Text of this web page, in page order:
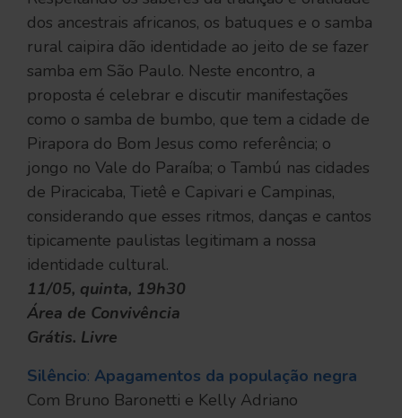
dos ancestrais africanos, os batuques e o samba
rural caipira dão identidade ao jeito de se fazer
samba em São Paulo. Neste encontro, a
proposta é celebrar e discutir manifestações
como o samba de bumbo, que tem a cidade de
Pirapora do Bom Jesus como referência; o
jongo no Vale do Paraíba; o Tambú nas cidades
de Piracicaba, Tietê e Capivari e Campinas,
considerando que esses ritmos, danças e cantos
tipicamente paulistas legitimam a nossa
identidade cultural.
11/05, quinta, 19h30
Área de Convivência
Grátis. Livre
Silêncio: Apagamentos da população negra
Com Bruno Baronetti e Kelly Adriano